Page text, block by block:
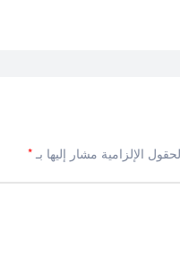
الإلزامية مشار إليها بـ *